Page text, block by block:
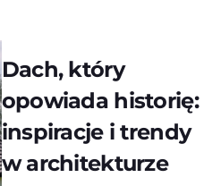
Dach, który
opowiada historię:
inspiracje i trendy
w architekturze